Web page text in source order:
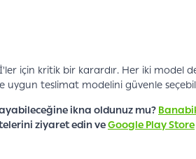
için kritik bir karardır. Her iki
uygun teslimat modelini güvenle
ikna oldunuz mu?
ziyaret edin veGoogle Play Store